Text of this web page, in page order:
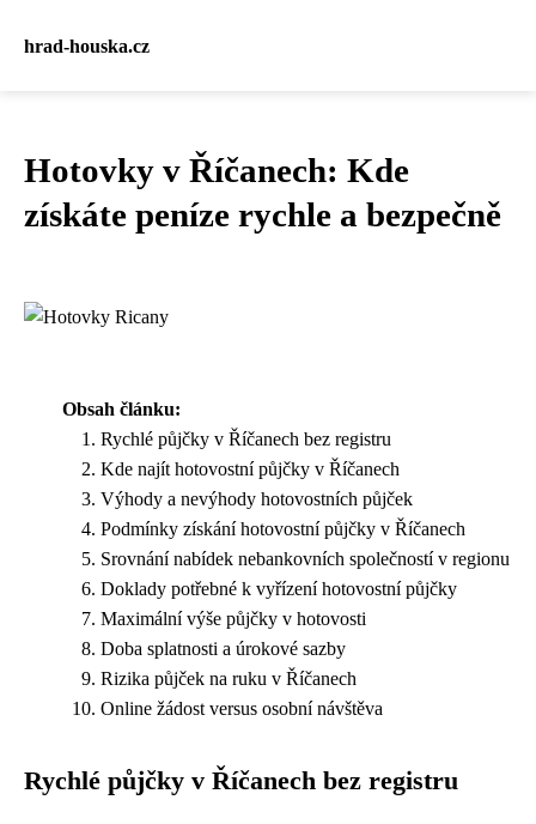
hrad-houska.cz
Hotovky v Říčanech: Kde
získáte peníze rychle a bezpečně
Obsah článku:
Rychlé půjčky v Říčanech bez registru
Kde najít hotovostní půjčky v Říčanech
Výhody a nevýhody hotovostních půjček
Podmínky získání hotovostní půjčky v Říčanech
Srovnání nabídek nebankovních společností v regionu
Doklady potřebné k vyřízení hotovostní půjčky
Maximální výše půjčky v hotovosti
Doba splatnosti a úrokové sazby
Rizika půjček na ruku v Říčanech
Online žádost versus osobní návštěva
Rychlé půjčky v Říčanech bez registru